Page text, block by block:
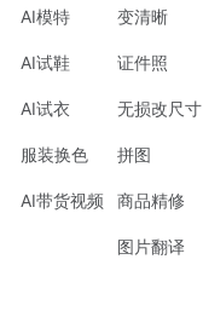
AI模特
AI试鞋
AI试衣
服装换色
AI带货视频
变清晰
证件照
无损改尺寸
拼图
商品精修
图片翻译
需求修改，轻松搞定
然要做个活动海报，
不会画画，找插画
材就是救星——它们
今天就聊聊怎么用
内容，手把手教你搞